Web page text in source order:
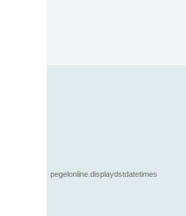
pegelonline.displaydstdatetimes